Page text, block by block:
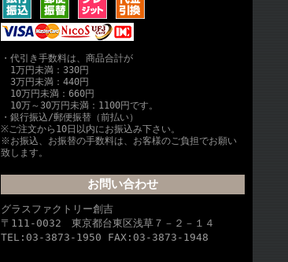
・代引き手数料は、商品合計が
1万円未満：330円
3万円未満：440円
10万円未満：660円
10万～30万円未満：1100円です。
・銀行振込/郵便振替（前払い）
※ご注文から10日以内にお振込み下さい。
※お振込、お振替の手数料は、お客様のご負担でお願い
致します。
お問い合わせ
グラスファクトリー創吉
〒111-0032 東京都台東区浅草７－２－１４
TEL:03-3873-1950 FAX:03-3873-1948